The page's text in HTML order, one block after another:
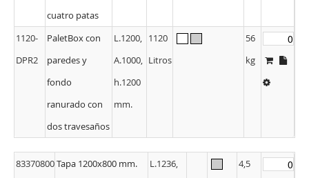
cuatro patas
1120-
DPR2
PaletBox con
paredes y
fondo
ranurado con
dos travesaños
L.1200,
A.1000,
h.1200
mm.
1120
Litros
56
kg
83370800Tapa 1200x800 mm.
L.1236,
4,5